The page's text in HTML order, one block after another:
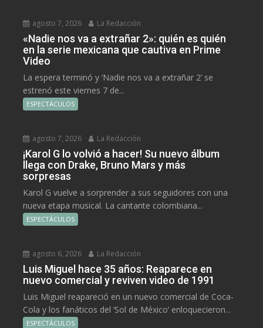
agosto 7, 2026 La Redacción
«Nadie nos va a extrañar 2»: quién es quién
en la serie mexicana que cautiva en Prime
Video
La espera terminó y ‘Nadie nos va a extrañar 2’ se
estrenó este viernes 7 de...
ESPECTÁCULOS
agosto 7, 2026 La Redacción
¡Karol G lo volvió a hacer! Su nuevo álbum
llega con Drake, Bruno Mars y más
sorpresas
Karol G vuelve a sorprender a sus seguidores con una
nueva etapa musical. La cantante colombiana...
ESPECTÁCULOS
agosto 6, 2026 La Redacción
Luis Miguel hace 35 años: Reaparece en
nuevo comercial y reviven video de 1991
Luis Miguel reapareció en un nuevo comercial de Coca-
Cola y los fanáticos del ‘Sol de México’ enloquecieron...
ESPECTÁCULOS